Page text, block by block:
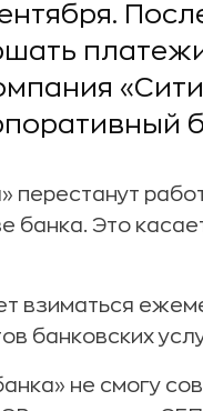
банка. Это
взиматься
банковских
не смогу